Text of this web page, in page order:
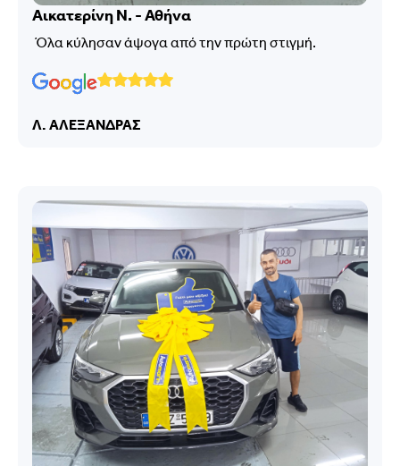
Αικατερίνη Ν. - Αθήνα
Όλα κύλησαν άψογα από την πρώτη στιγμή.
Λ. ΑΛΕΞΑΝΔΡΑΣ